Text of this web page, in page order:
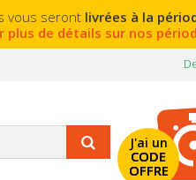
vous seront livrées à la
plus de détails sur nos
J'ai un
CODE
OFFRE